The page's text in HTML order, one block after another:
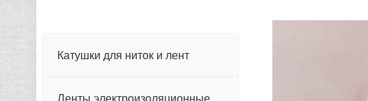
Катушки для ниток и лент
Ленты электроизоляционные